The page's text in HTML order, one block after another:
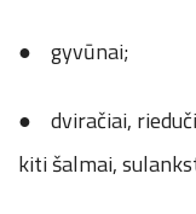
● gyvūnai;
● dviračiai,
kiti šalmai,